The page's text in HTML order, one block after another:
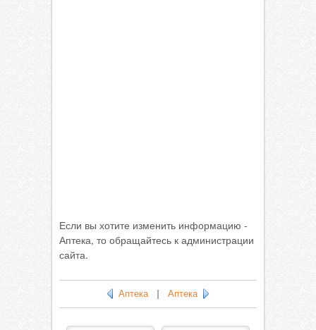
Если вы хотите изменить информацию -
Аптека, то обращайтесь к администрации
сайта.
Аптека| Аптека